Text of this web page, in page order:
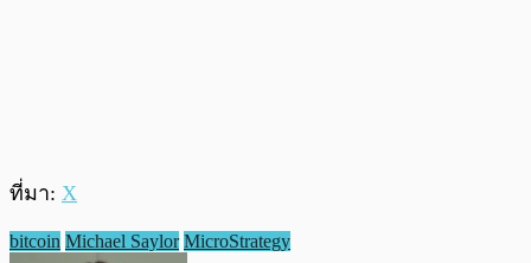
ที่มา: X
bitcoin Michael Saylor MicroStrategy